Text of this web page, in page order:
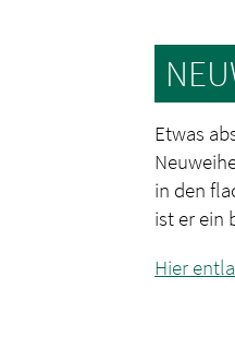
Etwas
in den
ist er ein
Hier